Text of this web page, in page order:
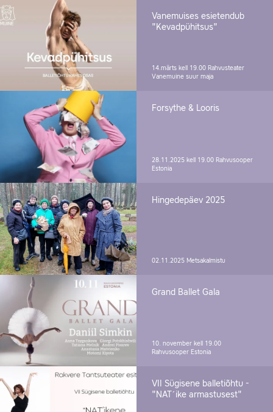
Vanemuises esietendub
"Kevadpühitsus"
14.märts kell 19.00 Rahvusteater
Vanemuine suur maja
Forsythe & Looris
28.11.2025 kell 19.00 Rahvusooper
Estonia
Hingedepäev 2025
02.11.2025 Metsakalmistu
Grand Ballet Gala
10. november kell 19.00
Rahvusooper Estonia
VII Sügisene balletiõhtu -
"NAT´ike armastusest"